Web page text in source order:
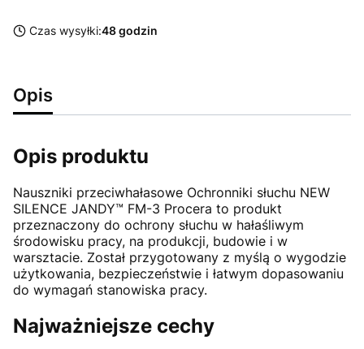
Czas wysyłki:48 godzin
Opis
Opis produktu
Nauszniki przeciwhałasowe Ochronniki słuchu NEW
SILENCE JANDY™ FM-3 Procera to produkt
przeznaczony do ochrony słuchu w hałaśliwym
środowisku pracy, na produkcji, budowie i w
warsztacie. Został przygotowany z myślą o wygodzie
użytkowania, bezpieczeństwie i łatwym dopasowaniu
do wymagań stanowiska pracy.
Najważniejsze cechy